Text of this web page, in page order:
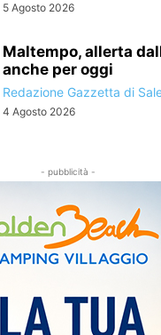
5 Agosto 2026
Maltempo, allerta
anche per oggi
Redazione Gazzetta di
4 Agosto 2026
- pubblicità -